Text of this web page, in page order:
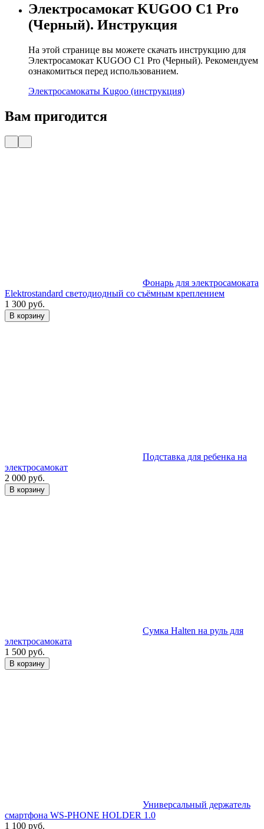
Электросамокат KUGOO C1 Pro
(Черный). Инструкция
На этой странице вы можете скачать инструкцию для
Электросамокат KUGOO C1 Pro (Черный). Рекомендуем
ознакомиться перед использованием.
Электросамокаты Kugoo (инструкция)
Вам пригодится
Фонарь для электросамоката
Elektrostandard светодиодный со съёмным креплением
1 300 руб.
В корзину
Подставка для ребенка на
электросамокат
2 000 руб.
В корзину
Сумка Halten на руль для
электросамоката
1 500 руб.
В корзину
Универсальный держатель
смартфона WS-PHONE HOLDER 1.0
1 100 руб.